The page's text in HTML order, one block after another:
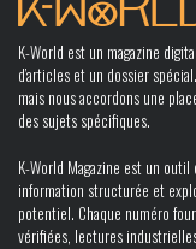
K-World est un magazine
d’articles et un dossier
mais nous accordons une
des sujets spécifiques.
K-World Magazine est un
information structurée et
potentiel. Chaque numéro
vérifiées, lectures